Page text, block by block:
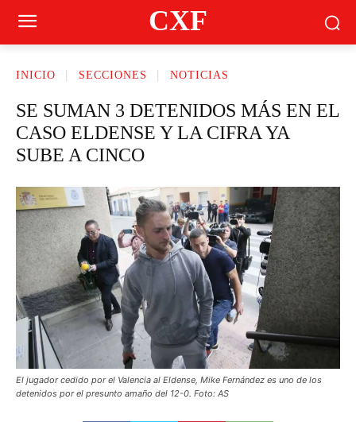
CXF
INICIO SECCIONES NOTICIAS
SE SUMAN 3 DETENIDOS MÁS EN EL
CASO ELDENSE Y LA CIFRA YA
SUBE A CINCO
El jugador cedido por el Valencia al Eldense, Mike Fernández es uno de los
detenidos por el presunto amaño del 12-0. Foto: AS